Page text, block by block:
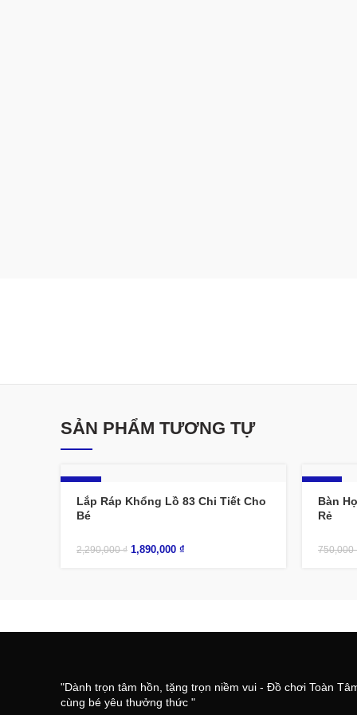
SẢN PHẨM TƯƠNG TỰ
-17%
Lắp Ráp Khổng Lồ 83 Chi Tiết Cho
Bé
2,290,000₫ 1,890,000 ₫
-9%
Bàn
Rẻ
750,000
"Dành trọn tâm hồn, tặng trọn niềm vui - Đồ chơi Toàn
cùng bé yêu thưởng thức "